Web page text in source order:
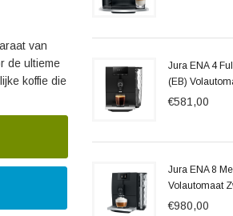
van
de ultieme
koffie die
Jura ENA 4
(EB)
€581,00
Jura ENA 8
Volautomaat
€980,00